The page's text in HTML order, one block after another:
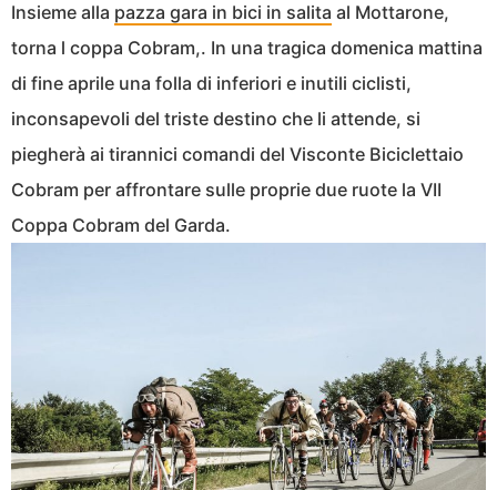
Insieme alla pazza gara in bici in salita al Mottarone,
torna l coppa Cobram,. In una tragica domenica mattina
di fine aprile una folla di inferiori e inutili ciclisti,
inconsapevoli del triste destino che li attende, si
piegherà ai tirannici comandi del Visconte Biciclettaio
Cobram per affrontare sulle proprie due ruote la VII
Coppa Cobram del Garda.